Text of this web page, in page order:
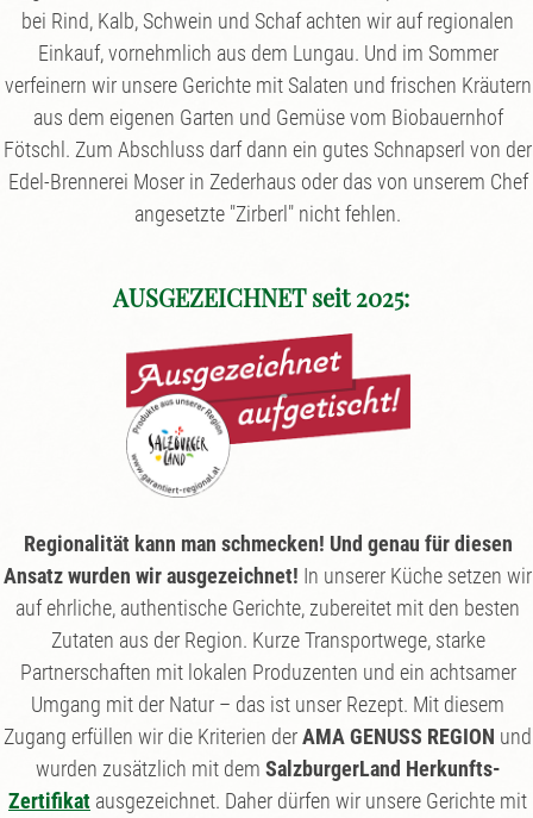
bei Rind, Kalb, Schwein und Schaf achten wir auf regionalen
Einkauf, vornehmlich aus dem Lungau. Und im Sommer
verfeinern wir unsere Gerichte mit Salaten und frischen Kräutern
aus dem eigenen Garten und Gemüse vom Biobauernhof
Fötschl. Zum Abschluss darf dann ein gutes Schnapserl von der
Edel-Brennerei Moser in Zederhaus oder das von unserem Chef
angesetzte "Zirberl" nicht fehlen.
AUSGEZEICHNET seit 2025:
Regionalität kann man schmecken! Und genau für diesen
Ansatz wurden wir ausgezeichnet! In unserer Küche setzen wir
auf ehrliche, authentische Gerichte, zubereitet mit den besten
Zutaten aus der Region. Kurze Transportwege, starke
Partnerschaften mit lokalen Produzenten und ein achtsamer
Umgang mit der Natur – das ist unser Rezept. Mit diesem
Zugang erfüllen wir die Kriterien derAMA GENUSS REGION und
wurden zusätzlich mit dem SalzburgerLand Herkunfts-
Zertifikat ausgezeichnet. Daher dürfen wir unsere Gerichte mit